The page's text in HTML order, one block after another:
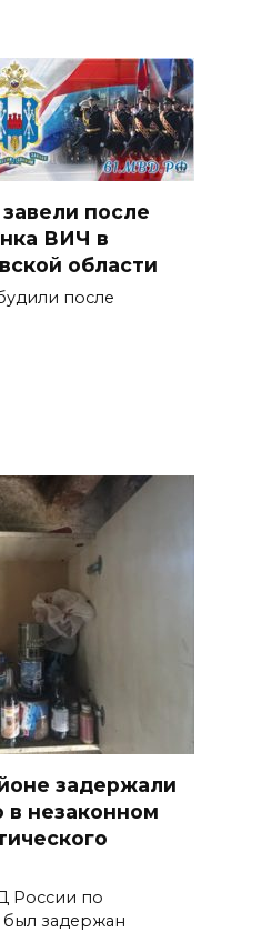
после
ВИЧ в
области
после
задержали
в незаконном
России по
задержан